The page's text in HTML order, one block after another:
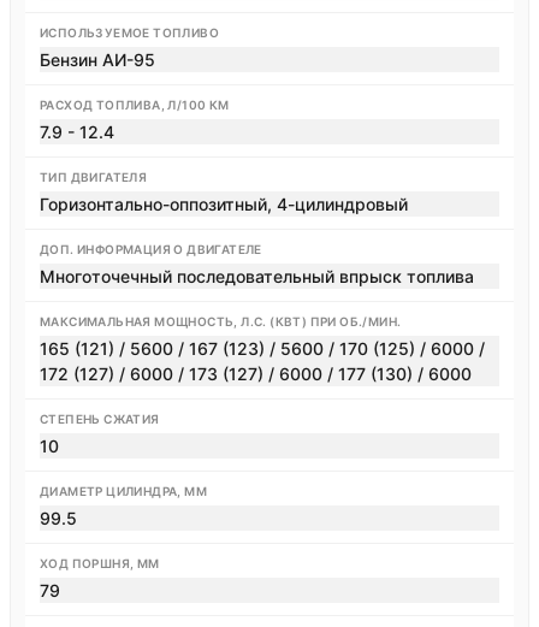
ИСПОЛЬЗУЕМОЕ ТОПЛИВО
Бензин АИ-95
РАСХОД ТОПЛИВА, Л/100 КМ
7.9 - 12.4
ТИП ДВИГАТЕЛЯ
Горизонтально-оппозитный, 4-цилиндровый
ДОП. ИНФОРМАЦИЯ О ДВИГАТЕЛЕ
Многоточечный последовательный впрыск топлива
МАКСИМАЛЬНАЯ МОЩНОСТЬ, Л.С. (КВТ) ПРИ ОБ./МИН.
165 (121) / 5600 / 167 (123) / 5600 / 170 (125) / 6000 /
172 (127) / 6000 / 173 (127) / 6000 / 177 (130) / 6000
СТЕПЕНЬ СЖАТИЯ
10
ДИАМЕТР ЦИЛИНДРА, ММ
99.5
ХОД ПОРШНЯ, ММ
79